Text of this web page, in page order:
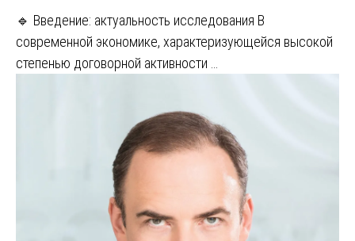
🔹 Введение: актуальность исследования В
современной экономике, характеризующейся высокой
степенью договорной активности …